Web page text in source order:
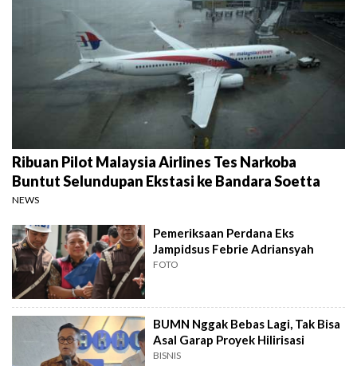
Ribuan Pilot Malaysia Airlines Tes Narkoba
Buntut Selundupan Ekstasi ke Bandara Soetta
NEWS
Pemeriksaan Perdana Eks
Jampidsus Febrie Adriansyah
FOTO
BUMN Nggak Bebas Lagi, Tak Bisa
Asal Garap Proyek Hilirisasi
BISNIS